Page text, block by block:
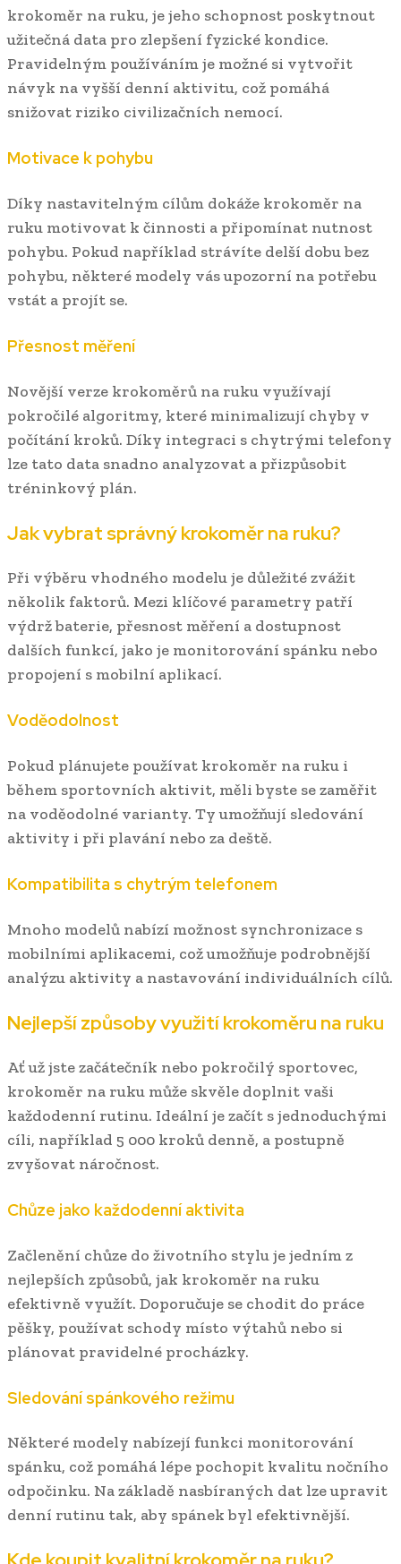
krokoměr na ruku, je jeho schopnost poskytnout
užitečná data pro zlepšení fyzické kondice.
Pravidelným používáním je možné si vytvořit
návyk na vyšší denní aktivitu, což pomáhá
snižovat riziko civilizačních nemocí.
Motivace k pohybu
Díky nastavitelným cílům dokáže krokoměr na
ruku motivovat k činnosti a připomínat nutnost
pohybu. Pokud například strávíte delší dobu bez
pohybu, některé modely vás upozorní na potřebu
vstát a projít se.
Přesnost měření
Novější verze krokoměrů na ruku využívají
pokročilé algoritmy, které minimalizují chyby v
počítání kroků. Díky integraci s chytrými telefony
lze tato data snadno analyzovat a přizpůsobit
tréninkový plán.
Jak vybrat správný krokoměr na ruku?
Při výběru vhodného modelu je důležité zvážit
několik faktorů. Mezi klíčové parametry patří
výdrž baterie, přesnost měření a dostupnost
dalších funkcí, jako je monitorování spánku nebo
propojení s mobilní aplikací.
Voděodolnost
Pokud plánujete používat krokoměr na ruku i
během sportovních aktivit, měli byste se zaměřit
na voděodolné varianty. Ty umožňují sledování
aktivity i při plavání nebo za deště.
Kompatibilita s chytrým telefonem
Mnoho modelů nabízí možnost synchronizace s
mobilními aplikacemi, což umožňuje podrobnější
analýzu aktivity a nastavování individuálních cílů.
Nejlepší způsoby využití krokoměru na ruku
Ať už jste začátečník nebo pokročilý sportovec,
krokoměr na ruku může skvěle doplnit vaši
každodenní rutinu. Ideální je začít s jednoduchými
cíli, například 5 000 kroků denně, a postupně
zvyšovat náročnost.
Chůze jako každodenní aktivita
Začlenění chůze do životního stylu je jedním z
nejlepších způsobů, jak krokoměr na ruku
efektivně využít. Doporučuje se chodit do práce
pěšky, používat schody místo výtahů nebo si
plánovat pravidelné procházky.
Sledování spánkového režimu
Některé modely nabízejí funkci monitorování
spánku, což pomáhá lépe pochopit kvalitu nočního
odpočinku. Na základě nasbíraných dat lze upravit
denní rutinu tak, aby spánek byl efektivnější.